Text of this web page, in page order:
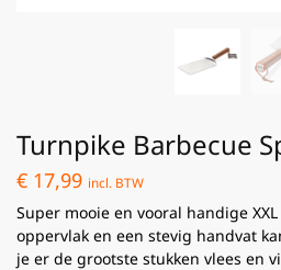
Turnpike Barbecue
€ 17,99 incl. BTW
Super mooie en vooral handige
oppervlak en een stevig handvat
je er de grootste stukken vlees en